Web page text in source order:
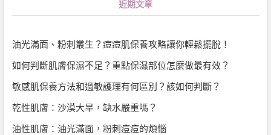
近期文章
油光滿面、粉刺叢生？痘痘肌保養攻略讓你輕鬆擺脫！
如何判斷肌膚保濕不足？重點保濕部位怎麼做最有效？
敏感肌保養方法和過敏護理有何區別？該如何判斷？
乾性肌膚：沙漠大旱，缺水嚴重嗎？
油性肌膚：油光滿面，粉刺痘痘的煩惱